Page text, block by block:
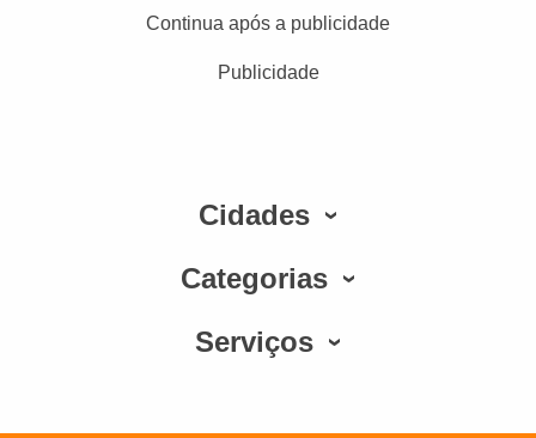
Continua após a publicidade
Publicidade
Cidades
Categorias
Serviços